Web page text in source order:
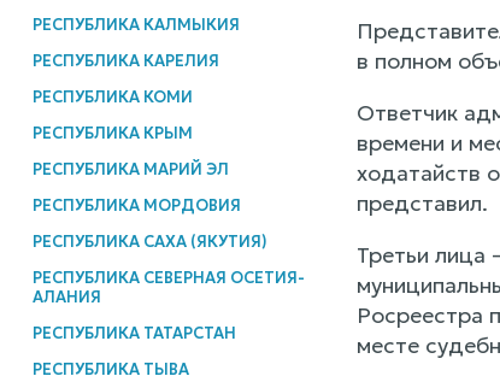
РЕСПУБЛИКА КАЛМЫКИЯ
РЕСПУБЛИКА КАРЕЛИЯ
РЕСПУБЛИКА КОМИ
РЕСПУБЛИКА КРЫМ
РЕСПУБЛИКА МАРИЙ ЭЛ
РЕСПУБЛИКА МОРДОВИЯ
РЕСПУБЛИКА САХА (ЯКУТИЯ)
РЕСПУБЛИКА СЕВЕРНАЯ ОСЕТИЯ-
АЛАНИЯ
РЕСПУБЛИКА ТАТАРСТАН
РЕСПУБЛИКА ТЫВА
в полном
Ответчик
времени и
ходатайств
представил.
Третьи лица
Росреестра
месте